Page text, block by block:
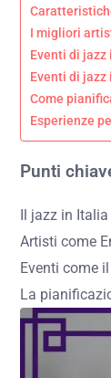
I migliori
Eventi di jazz
Eventi di jazz
Come
Esperienze
Punti
Il jazz in
Artisti come
Eventi come
La